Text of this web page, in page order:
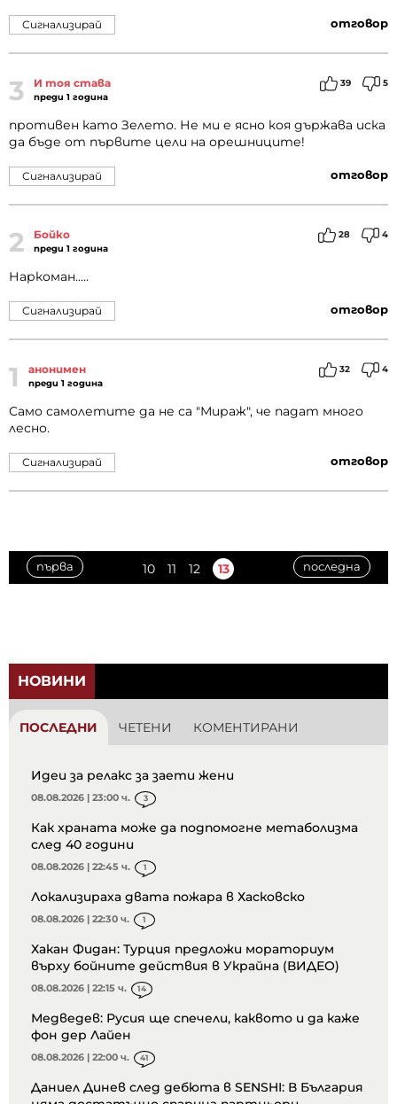
отговор
Сигнализирай
3 И тоя става
преди 1 година
39 5
противен като Зелето. Не ми е ясно коя държава иска
да бъде от първите цели на орешниците!
отговор
Сигнализирай
2 Бойко
преди 1 година
28 4
Наркоман.....
отговор
Сигнализирай
1 анонимен
преди 1 година
32 4
Само самолетите да не са "Мираж", че падат много
лесно.
отговор
Сигнализирай
първа 10 11 12 13 последна
НОВИНИ
ПОСЛЕДНИ ЧЕТЕНИ КОМЕНТИРАНИ
Идеи за релакс за заети жени
08.08.2026 | 23:00 ч. 3
Как храната може да подпомогне метаболизма
след 40 години
08.08.2026 | 22:45 ч. 1
Локализираха двата пожара в Хасковско
08.08.2026 | 22:30 ч. 1
Хакан Фидан: Турция предложи мораториум
върху бойните действия в Украйна (ВИДЕО)
08.08.2026 | 22:15 ч. 14
Медведев: Русия ще спечели, каквото и да каже
фон дер Лайен
08.08.2026 | 22:00 ч. 41
Даниел Динев след дебюта в SENSHI: В България